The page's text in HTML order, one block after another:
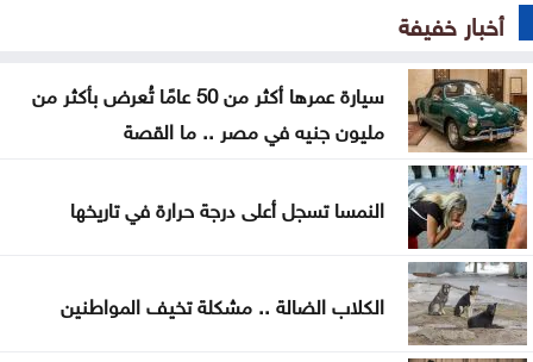
فلسطين النيابية تؤكد أهمية لقاء الملك واللجنة الوزارية
العربية
اللواء المعايطة يلتقي المفتش العام للشرطة الرواندية
بعد 8 أشهر من التأخير .. فيفا يصرف مستحقات منتخب
الأردن بكأس العرب
الذهب يلامس ذروة 7 أسابيع بفضل آمال إعادة فتح
هرمز
أخبار خفيفة
سيارة عمرها أكثر من 50 عامًا تُعرض بأكثر من
مليون جنيه في مصر .. ما القصة
النمسا تسجل أعلى درجة حرارة في تاريخها
الكلاب الضالة .. مشكلة تخيف المواطنين